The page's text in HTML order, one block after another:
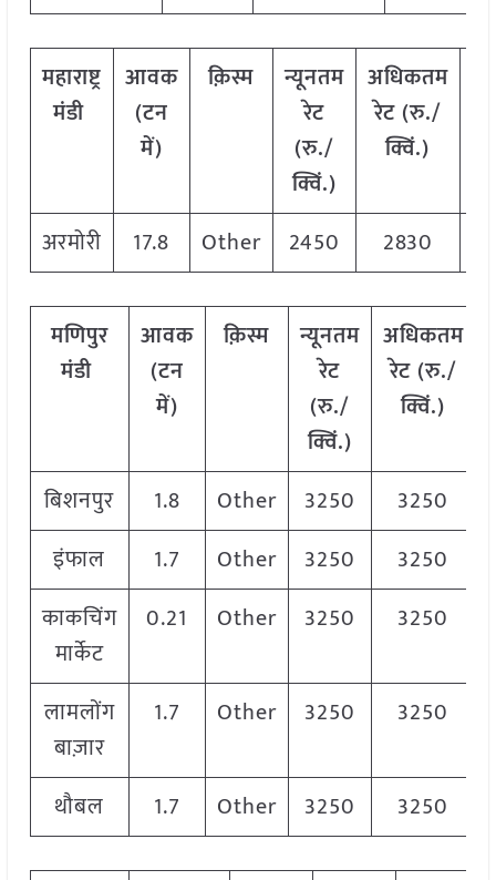
महाराष्ट्र
मंडी
आवक
(टन
में)
क़िस्म
न्यूनतम
रेट
(रु./
क्विं.)
अधिकतम
रेट (रु./
क्विं.)
अरमोरी 17.8 Other 2450 2830
मणिपुर
मंडी
आवक
(टन
में)
क़िस्म
न्यूनतम
रेट
(रु./
क्विं.)
अधिकतम
रेट (रु./
क्विं.)
बिशनपुर 1.8 Other 3250 3250
इंफाल
1.7 Other 3250 3250
काकचिंग
मार्केट
0.21 Other 3250 3250
लामलोंग
बाज़ार
1.7 Other 3250 3250
थौबल 1.7 Other 3250 3250